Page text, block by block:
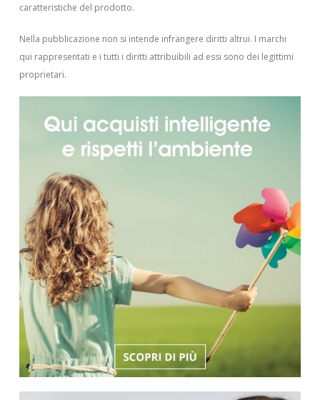
caratteristiche del prodotto.
Nella pubblicazione non si intende infrangere diritti altrui. I marchi
qui rappresentati e i tutti i diritti attribuibili ad essi sono dei legittimi
proprietari.